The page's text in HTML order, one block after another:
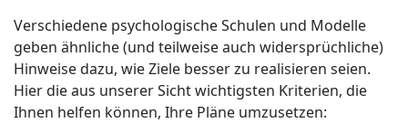
Verschiedene psychologische Schulen und Modelle
geben ähnliche (und teilweise auch widersprüchliche)
Hinweise dazu, wie Ziele besser zu realisieren seien.
Hier die aus unserer Sicht wichtigsten Kriterien, die
Ihnen helfen können, Ihre Pläne umzusetzen: